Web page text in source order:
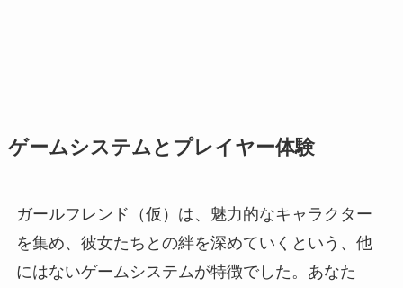
ゲームシステムとプレイヤー体験
ガールフレンド（仮）は、魅力的なキャラクター
を集め、彼女たちとの絆を深めていくという、他
にはないゲームシステムが特徴でした。あなた